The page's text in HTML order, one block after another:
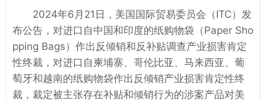
2024年6月21日，美国国际贸易委员会（ITC）发
布公告，对进口自中国和印度的纸购物袋（Paper Sho
pping Bags）作出反倾销和反补贴调查产业损害肯定
性终裁，对进口自柬埔寨、哥伦比亚、马来西亚、葡
萄牙和越南的纸购物袋作出反倾销产业损害肯定性终
裁，裁定被主张存在补贴和倾销行为的涉案产品对美